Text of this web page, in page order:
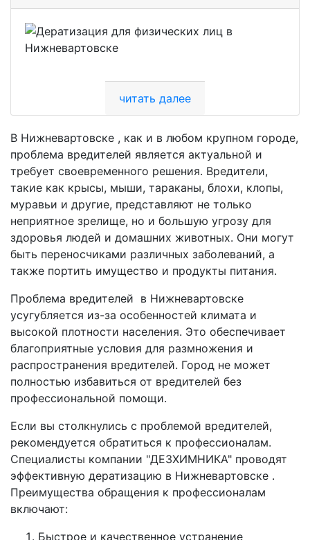
читать далее
В Нижневартовске , как и в любом крупном городе,
проблема вредителей является актуальной и
требует своевременного решения. Вредители,
такие как крысы, мыши, тараканы, блохи, клопы,
муравьи и другие, представляют не только
неприятное зрелище, но и большую угрозу для
здоровья людей и домашних животных. Они могут
быть переносчиками различных заболеваний, а
также портить имущество и продукты питания.
Проблема вредителей в Нижневартовске
усугубляется из-за особенностей климата и
высокой плотности населения. Это обеспечивает
благоприятные условия для размножения и
распространения вредителей. Город не может
полностью избавиться от вредителей без
профессиональной помощи.
Если вы столкнулись с проблемой вредителей,
рекомендуется обратиться к профессионалам.
Специалисты компании "ДЕЗХИМНИКА" проводят
эффективную дератизацию в Нижневартовске .
Преимущества обращения к профессионалам
включают:
Быстрое и качественное устранение